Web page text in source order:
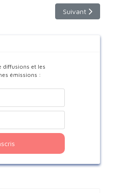
25 avril 2021 - 9h30 - France 2
Article suivant :
Suivant
diffusions et les
émissions :